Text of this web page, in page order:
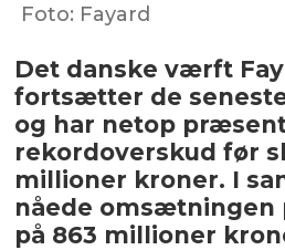
Foto: Fayard
Det danske værft
fortsætter de
og har netop
rekordoverskud før
millioner kroner. I
nåede
på 863 millioner